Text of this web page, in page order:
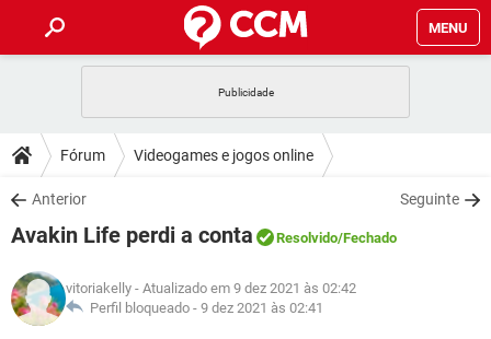
MENU
CELULAR FACEBOOK
OUTLOOK
INSTAGRAM GMAIL
GUIA DE COMPRAS
DICAS
JOGOS WHATSAPP
INSTAGRAM GMAIL
GUIA DE COMPRAS
DOWNLOADS
JOGOS WHATSAPP
CELULAR
OUTLOOK EXCEL
JOGOS WHATSAPP
CELULAR
GLOSSÁRIO
Fórum Videogames e jogos online
Anterior Seguinte
Avakin Life perdi a conta Resolvido/Fechado
vitoriakelly - Atualizado em 9 dez 2021 às 02:42
Perfil bloqueado - 9 dez 2021 às 02:41